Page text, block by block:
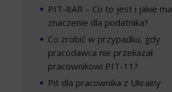
PIT-8AR – Co to jest i jakie ma
znaczenie dla podatnika?
Co zrobić w przypadku, gdy
pracodawca nie przekazał
pracownikowi PIT-11?
Pit dla pracownika z Ukrainy